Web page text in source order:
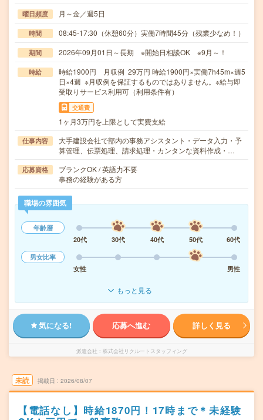
曜日頻度 月～金／週5日
時間 08:45-17:30（休憩60分）実働7時間45分（残業少なめ！）
期間 2026年09月01日～長期 ※開始日相談OK ※9月～！
時給
時給1900円 月収例 29万円 時給1900円×実働7h45m×週5
日×4週 ※月収例を保証するものではありません。※給与即
受取りサービス利用可（利用条件有）
交通費
1ヶ月3万円を上限として実費支給
仕事内容
大手建設会社で部内の事務アシスタント・データ入力・予
算管理、伝票処理、請求処理・カンタンな資料作成・…
応募資格
ブランクOK / 英語力不要
事務の経験がある方
職場の雰囲気
年齢層
20代
30代 40代 50代
60代
男女比率
女性
男性
もっと見る
気になる! 応募へ進む 詳しく見る
派遣会社 株式会社リクルートスタッフィング
未読 掲載日 2026/08/07
【電話なし】時給1870円！17時まで＊未経験